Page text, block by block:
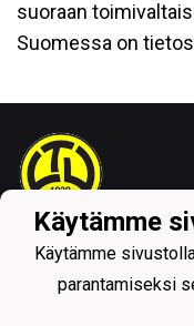
suoraan
Suomessa on
Tietosuojaseloste
Käytämme
Käytämme
parantamiseksi